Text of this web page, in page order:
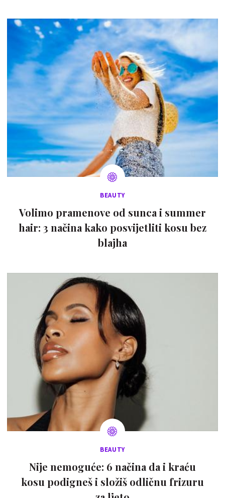
BEAUTY
Volimo pramenove od sunca i summer
hair: 3 načina kako posvijetliti kosu bez
blajha
BEAUTY
Nije nemoguće: 6 načina da i kraću
kosu podigneš i složiš odličnu frizuru